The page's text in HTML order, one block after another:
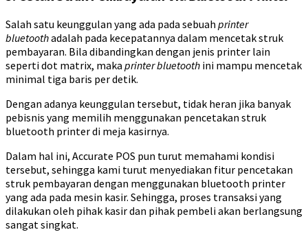
Salah satu keunggulan yang ada pada sebuah printer
bluetoothadalah pada kecepatannya dalam mencetak struk
pembayaran. Bila dibandingkan dengan jenis printer lain
seperti dot matrix, maka printer bluetooth ini mampu mencetak
minimal tiga baris per detik.
Dengan adanya keunggulan tersebut, tidak heran jika banyak
pebisnis yang memilih menggunakan pencetakan struk
bluetooth printer di meja kasirnya.
Dalam hal ini, Accurate POS pun turut memahami kondisi
tersebut, sehingga kami turut menyediakan fitur pencetakan
struk pembayaran dengan menggunakan bluetooth printer
yang ada pada mesin kasir. Sehingga, proses transaksi yang
dilakukan oleh pihak kasir dan pihak pembeli akan berlangsung
sangat singkat.